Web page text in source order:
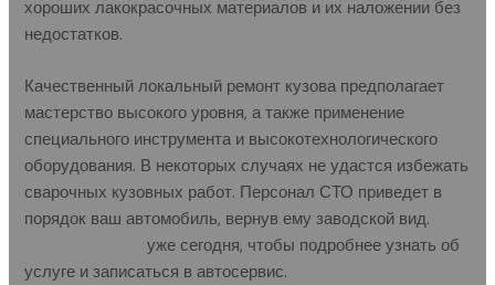
хороших лакокрасочных материалов и их наложении без
недостатков.
Качественный локальный ремонт кузова предполагает
мастерство высокого уровня, а также применение
специального инструмента и высокотехнологического
оборудования. В некоторых случаях не удастся избежать
сварочных кузовных работ. Персонал СТО приведет в
порядок ваш автомобиль, вернув ему заводской вид.
уже сегодня, чтобы подробнее узнать об
услуге и записаться в автосервис.